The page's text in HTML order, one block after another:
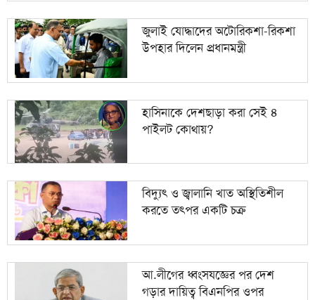
জুলাই যোদ্ধাদের অটোরিকশা-রিকশা
উপহার দিলেন প্রধানমন্ত্রী
হাসিনাকে দেশছাড়া করা সেই ৪
পাইলট কোথায়?
বিদ্যুৎ ও জ্বালানি খাত অস্থিতিশীল
করতে তৎপর একটি চক্র
আ.লীগের ধ্বংসযজ্ঞের পর দেশ
গড়ার দায়িত্ব বিএনপির ওপর